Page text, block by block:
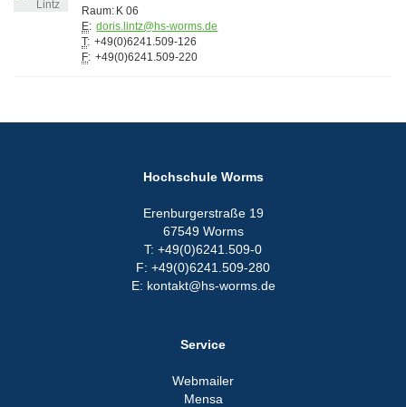
Raum: K 06
E: doris.lintz@hs-worms.de
T: +49(0)6241.509-126
F: +49(0)6241.509-220
Hochschule Worms
Erenburgerstraße 19
67549 Worms
T: +49(0)6241.509-0
F: +49(0)6241.509-280
E: kontakt@hs-worms.de
Service
Webmailer
Mensa